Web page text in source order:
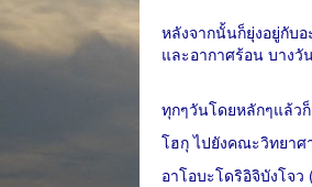
หลังจากนั้นก็ยุ่งอยู่กับอ
และอากาศร้อน บางวั
ทุกๆวันโดยหลักๆแล้ว
โฮกุ ไปยังคณะวิทยาศ
อาโอบะโดริอิจิบังโจว (